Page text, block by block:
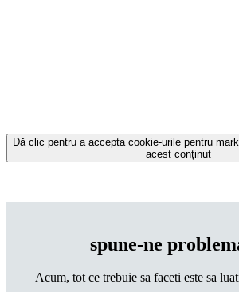
Dă clic pentru a accepta cookie-urile pentru
acest conținut
spune-ne
Acum, tot ce trebuie sa faceti este sa